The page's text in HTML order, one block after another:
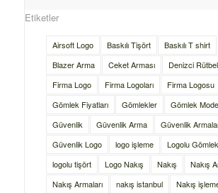
Etiketler
Airsoft Logo Baskılı Tişört
Baskılı T shirt
Blazer Arma
Ceket Arması
Denizci
Firma Logo
Firma Logoları Firma Logosu
Gömlek Fiyatları
Gömlekler
Gömlek
Güvenlik
Güvenlik Arma
Güvenlik
Güvenlik Logo
logo işleme
Logolu Gömlek
logolu tişört
Logo Nakış Nakış
Nakış
Nakış Armaları
nakış istanbul
Nakış